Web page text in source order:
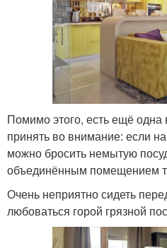
Помимо этого, есть ещё одна
принять во внимание: если
можно бросить немытую
объединённым помещением
Очень неприятно сидеть
любоваться горой грязной